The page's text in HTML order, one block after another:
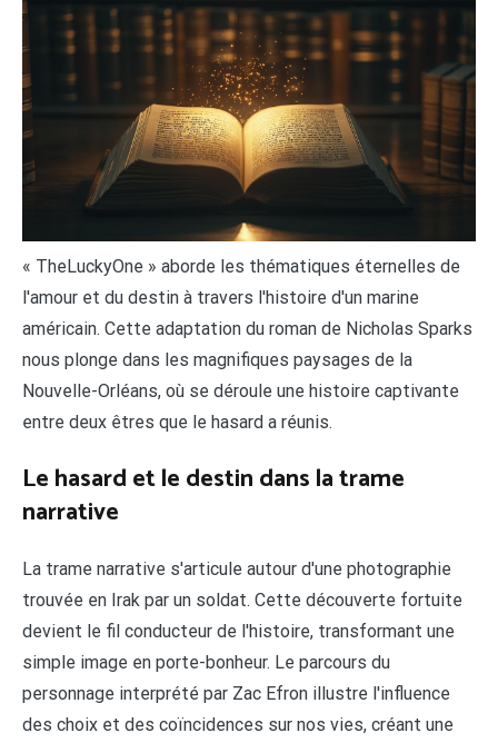
« TheLuckyOne » aborde les thématiques éternelles de
l'amour et du destin à travers l'histoire d'un marine
américain. Cette adaptation du roman de Nicholas Sparks
nous plonge dans les magnifiques paysages de la
Nouvelle-Orléans, où se déroule une histoire captivante
entre deux êtres que le hasard a réunis.
Le hasard et le destin dans la trame
narrative
La trame narrative s'articule autour d'une photographie
trouvée en Irak par un soldat. Cette découverte fortuite
devient le fil conducteur de l'histoire, transformant une
simple image en porte-bonheur. Le parcours du
personnage interprété par Zac Efron illustre l'influence
des choix et des coïncidences sur nos vies, créant une